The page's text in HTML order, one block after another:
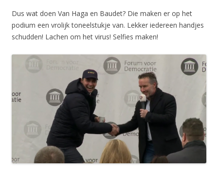
Dus wat doen Van Haga en Baudet? Die maken er op het
podium een vrolijk toneelstukje van. Lekker iedereen handjes
schudden! Lachen om het virus! Selfies maken!